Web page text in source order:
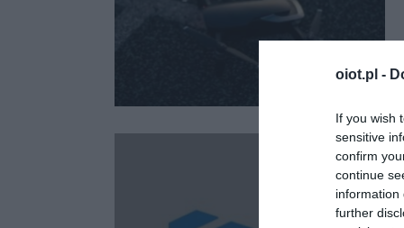
oiot.pl -
If you wish
sensitive
confirm
continue
information
further